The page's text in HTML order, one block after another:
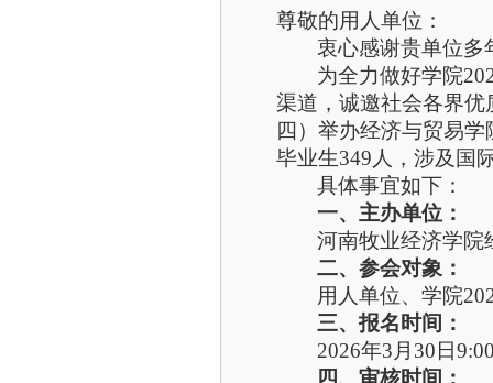
尊敬的用人单位：
衷心感谢贵单位多
为全力做好学院
渠道，诚邀社会各界
四）举办经济与贸易学
毕业生349人，涉及国
具体事宜如下：
一、主办单位：
河南牧业经济学院
二、参会对象：
用人单位、学院
三、报名时间：
2026年3 月30 日9
四、审核时间：